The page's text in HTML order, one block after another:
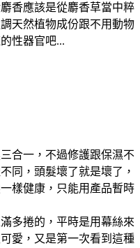
香應該是從麝香草當中粹
天然植物成份跟不用動物
性器官吧...
合一，不過修護跟保濕不
同，頭髮壞了就是壞了，
樣健康，只能用產品暫時
多捲的，平時是用幕絲來
愛，又是第一次看到這種